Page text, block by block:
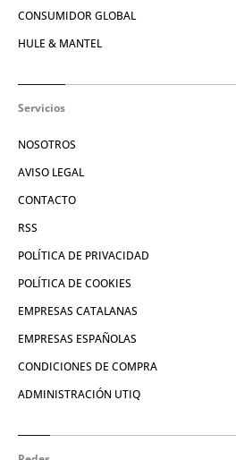
CONSUMIDOR GLOBAL
HULE & MANTEL
Servicios
NOSOTROS
AVISO LEGAL
CONTACTO
RSS
POLÍTICA DE PRIVACIDAD
POLÍTICA DE COOKIES
EMPRESAS CATALANAS
EMPRESAS ESPAÑOLAS
CONDICIONES DE COMPRA
ADMINISTRACIÓN UTIQ